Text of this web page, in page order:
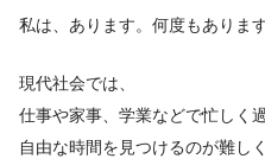
私は、あります。何度もあります
現代社会では、
仕事や家事、学業などで忙しく
自由な時間を見つけるのが難し